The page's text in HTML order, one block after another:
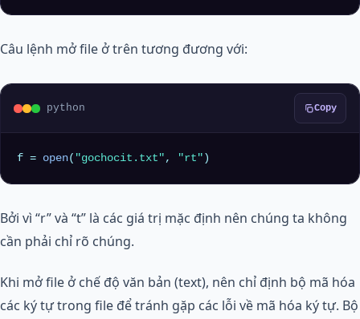
Câu lệnh mở file ở trên tương đương với:
python Copy
f = open( "gochocit.txt" , "rt" )
Bởi vì “r” và “t” là các giá trị mặc định nên chúng ta không
cần phải chỉ rõ chúng.
Khi mở file ở chế độ văn bản (text), nên chỉ định bộ mã hóa
các ký tự trong file để tránh gặp các lỗi về mã hóa ký tự. Bộ